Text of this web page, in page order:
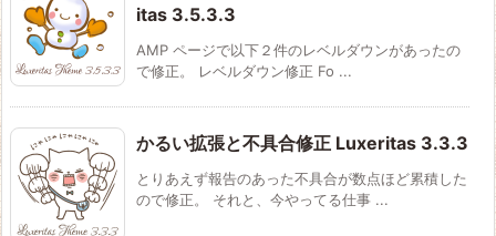
itas 3.5.3.3
AMP ページで以下２件のレベルダウンがあったの
で修正。 レベルダウン修正 Fo ...
かるい拡張と不具合修正 Luxeritas 3.3.3
とりあえず報告のあった不具合が数点ほど累積した
ので修正。 それと、今やってる仕事 ...